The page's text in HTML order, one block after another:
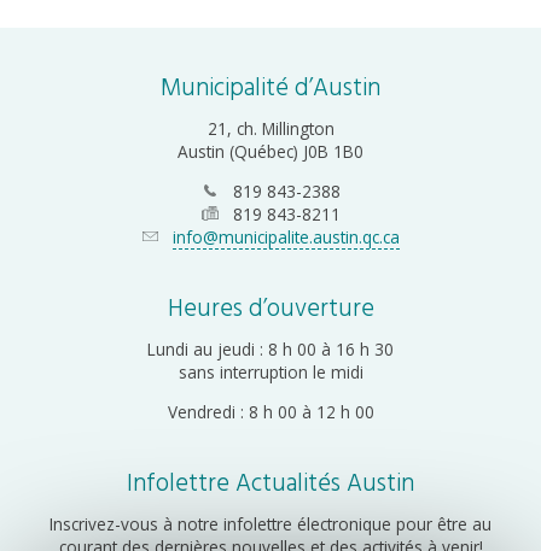
Municipalité d’Austin
21, ch. Millington
Austin (Québec) J0B 1B0
819 843-2388
819 843-8211
info@municipalite.austin.qc.ca
Heures d’ouverture
Lundi au jeudi : 8 h 00 à 16 h 30
sans interruption le midi
Vendredi : 8 h 00 à 12 h 00
Infolettre Actualités Austin
Inscrivez-vous à notre infolettre électronique pour être au